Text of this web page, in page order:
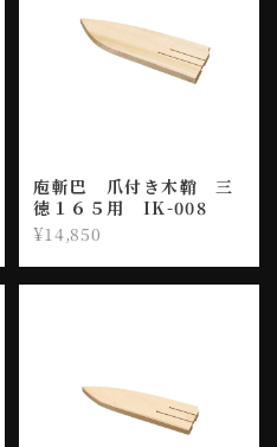
庖斬巴 爪付き木鞘 三
徳１６５用 IK-008
¥14,850